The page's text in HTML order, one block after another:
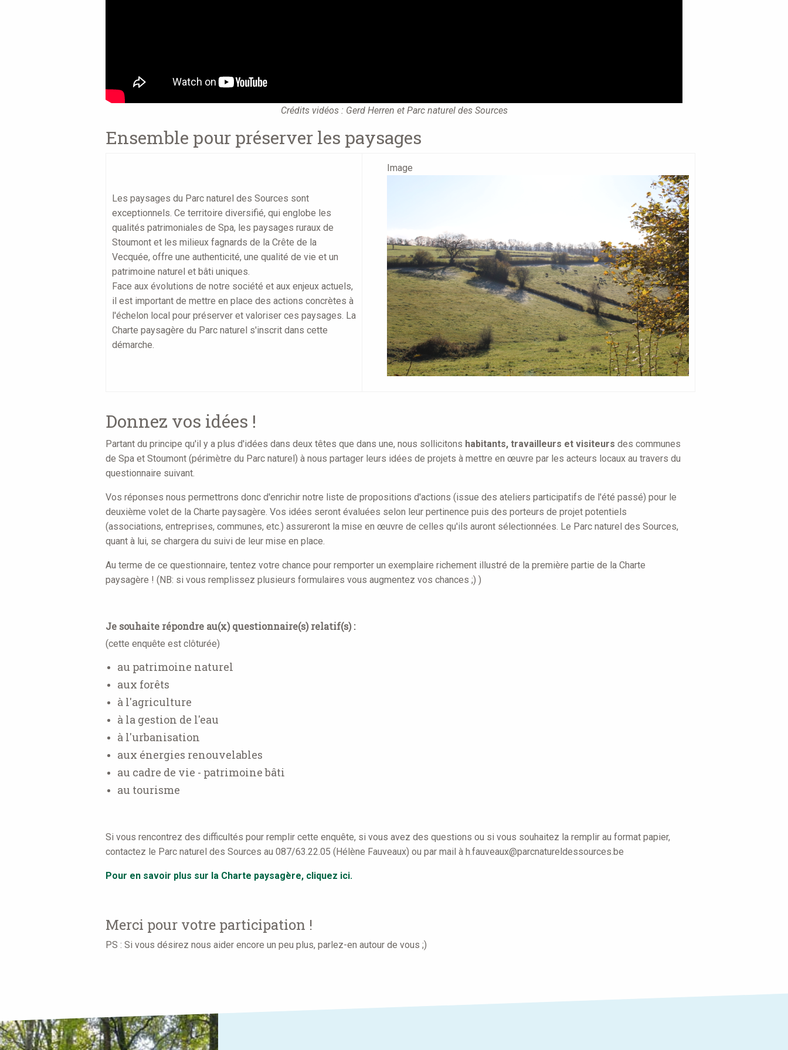
Crédits vidéos : Gerd Herren et Parc naturel des Sources
Ensemble pour préserver les paysages
Les paysages du Parc naturel des Sources sont
exceptionnels. Ce territoire diversifié, qui englobe les
qualités patrimoniales de Spa, les paysages ruraux de
Stoumont et les milieux fagnards de la Crête de la
Vecquée, offre une authenticité, une qualité de vie et un
patrimoine naturel et bâti uniques.
Face aux évolutions de notre société et aux enjeux actuels,
il est important de mettre en place des actions concrètes à
l'échelon local pour préserver et valoriser ces paysages. La
Charte paysagère du Parc naturel s'inscrit dans cette
démarche.
Image
Donnez vos idées !
Partant du principe qu'il y a plus d'idées dans deux têtes que dans une, nous sollicitons habitants, travailleurs et visiteurs des communes
de Spa et Stoumont (périmètre du Parc naturel) à nous partager leurs idées de projets à mettre en œuvre par les acteurs locaux au travers du
questionnaire suivant.
Vos réponses nous permettrons donc d'enrichir notre liste de propositions d'actions (issue des ateliers participatifs de l'été passé) pour le
deuxième volet de la Charte paysagère. Vos idées seront évaluées selon leur pertinence puis des porteurs de projet potentiels
(associations, entreprises, communes, etc.) assureront la mise en œuvre de celles qu'ils auront sélectionnées. Le Parc naturel des Sources,
quant à lui, se chargera du suivi de leur mise en place.
Au terme de ce questionnaire, tentez votre chance pour remporter un exemplaire richement illustré de la première partie de la Charte
paysagère ! (NB: si vous remplissez plusieurs formulaires vous augmentez vos chances ;) )
Je souhaite répondre au(x) questionnaire(s) relatif(s) :
(cette enquête est clôturée)
au patrimoine naturel
aux forêts
à l'agriculture
à la gestion de l'eau
à l'urbanisation
aux énergies renouvelables
au cadre de vie - patrimoine bâti
au tourisme
Si vous rencontrez des difficultés pour remplir cette enquête, si vous avez des questions ou si vous souhaitez la remplir au format papier,
contactez le Parc naturel des Sources au 087/63.22.05 (Hélène Fauveaux) ou par mail à h.fauveaux@parcnatureldessources.be
Pour en savoir plus sur la Charte paysagère, cliquez ici.
Merci pour votre participation !
PS : Si vous désirez nous aider encore un peu plus, parlez-en autour de vous ;)